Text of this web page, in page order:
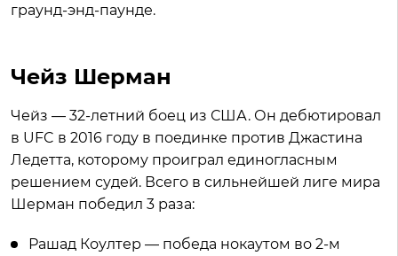
граунд-энд-паунде.
Чейз Шерман
Чейз — 32-летний боец из США. Он дебютировал
в UFC в 2016 году в поединке против Джастина
Ледетта, которому проиграл единогласным
решением судей. Всего в сильнейшей лиге мира
Шерман победил 3 раза:
Рашад Коултер — победа нокаутом во 2-м